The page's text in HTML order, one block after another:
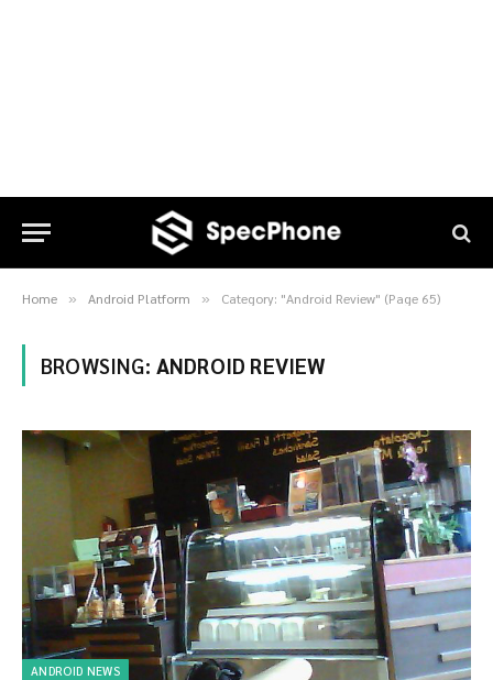
Home » Android Platform » Category: "Android Review" (Page 65)
BROWSING: ANDROID REVIEW
ANDROID NEWS